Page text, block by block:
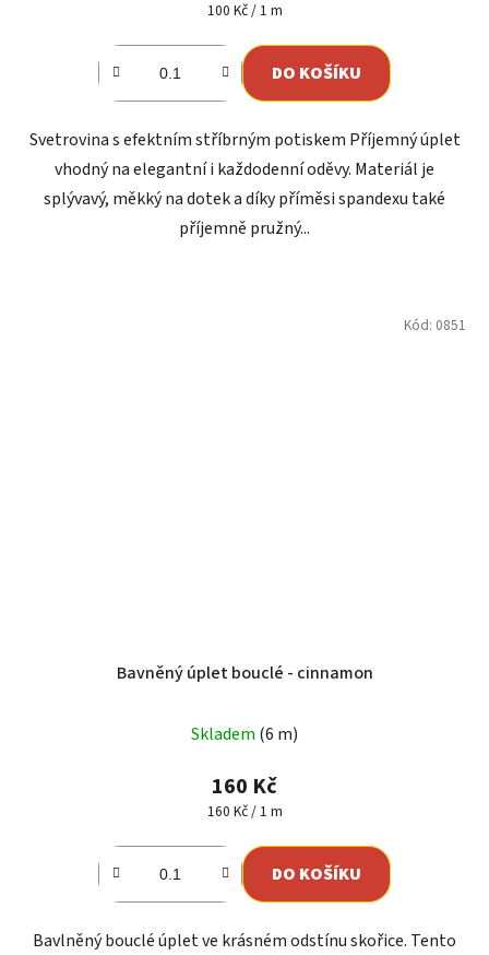
z
5
Měrná
100 Kč / 1 m
DO KOŠÍKU
Svetrovina s efektním stříbrným potiskem Příjemný úplet
vhodný na elegantní i každodenní oděvy. Materiál je
splývavý, měkký na dotek a díky příměsi spandexu také
příjemně pružný...
Bavněný úplet bouclé - cinnamon
Skladem (6 m)
160 Kč
Měrná
160 Kč / 1 m
DO KOŠÍKU
Bavlněný bouclé úplet ve krásném odstínu skořice. Tento
Kód: 0851